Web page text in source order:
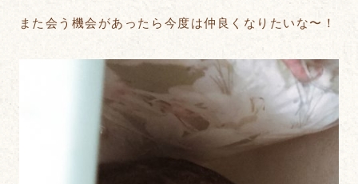
また会う機会があったら今度は仲良くなりたいな〜！